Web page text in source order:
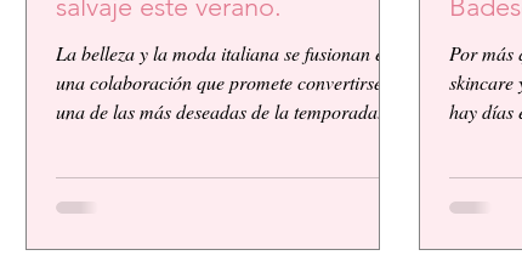
salvaje este verano.
La belleza y la moda italiana se fusionan en
una colaboración que promete convertirse en
una de las más deseadas de la temporada.
colaboración global junto a la icónica casa
colección vibrante, audaz y llena de
Por más
skincare
hay días